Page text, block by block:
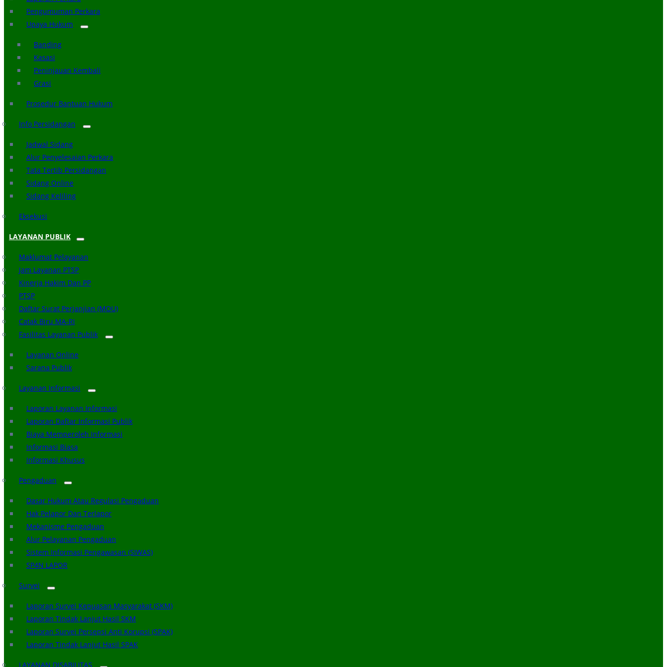
Pengumuman Perkara
Upaya Hukum
Banding
Kasasi
Peninjauan Kembali
Grasi
Prosedur Bantuan Hukum
Info Persidangan
Jadwal Sidang
Alur Penyelesaian Perkara
Tata Tertib Persidangan
Sidang Online
Sidang Keliling
Eksekusi
LAYANAN PUBLIK
Maklumat Pelayanan
Jam Layanan PTSP
Kinerja Hakim Dan PP
PTSP
Daftar Surat Perjanjian (MOU)
Catak Biru MA-RI
Fasilitas Layanan Publik
Layanan Online
Sarana Publik
Layanan Informasi
Laporan Layanan Informasi
Laporan Daftar Informasi Publik
Biaya Memperoleh Informasi
Informasi Biasa
Informasi Khusus
Pengaduan
Dasar Hukum Atau Regulasi Pengaduan
Hak Pelapor Dan Terlapor
Mekanisme Pengaduan
Alur Pelayanan Pengaduan
Sistem Informasi Pengawasan (SIWAS)
SP4N LAPOR
Survei
Laporan Survei Kepuasan Masyarakat (SKM)
Laporan Tindak Lanjut Hasil SKM
Laporan Survei Persepsi Anti Korupsi (SPAK)
Laporan Tindak Lanjut Hasil SPAK
LAYANAN DISABILITAS